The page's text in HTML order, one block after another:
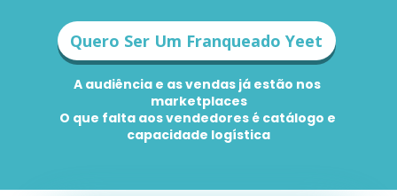
A audiência e as vendas já estão nos
marketplaces
O que falta aos vendedores é catálogo e
capacidade logística
Quero Ser Um Franqueado Yeet